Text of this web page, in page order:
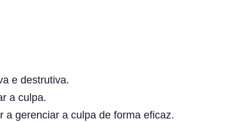
e destrutiva.
a culpa.
a gerenciar a culpa de forma eficaz.